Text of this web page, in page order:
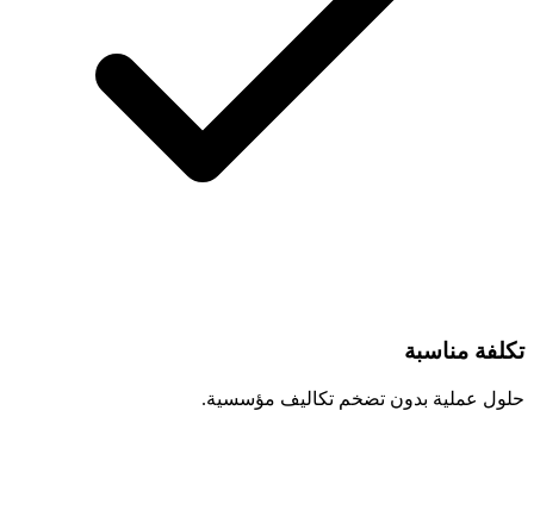
تكلفة مناسبة
حلول عملية بدون تضخم تكاليف مؤسسية.